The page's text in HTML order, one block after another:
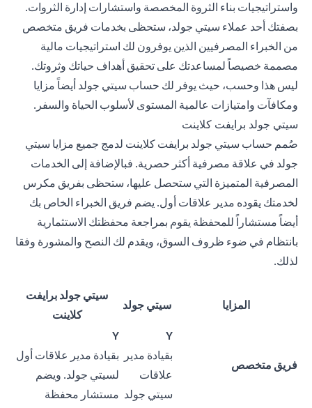
واستراتيجيات بناء الثروة المخصصة واستشارات إدارة الثروات.
بصفتك أحد عملاء سيتي جولد، ستحظى بخدمات فريق متخصص
من الخبراء المصرفيين الذين يوفرون لك استراتيجيات مالية
مصممة خصيصاً لمساعدتك على تحقيق أهداف حياتك وثروتك.
ليس هذا وحسب، حيث يوفر لك حساب سيتي جولد أيضاً مزايا
ومكافآت وامتيازات عالمية المستوى لأسلوب الحياة والسفر.
سيتي جولد برايفت كلاينت
صُمم حساب سيتي جولد برايفت كلاينت لدمج جميع مزايا سيتي
جولد في علاقة مصرفية أكثر حصرية. فبالإضافة إلى الخدمات
المصرفية المتميزة التي ستحصل عليها، ستحظى بفريق مكرس
لخدمتك يقوده مدير علاقات أول. يضم فريق الخبراء الخاص بك
أيضاً مستشاراً للمحفظة يقوم بمراجعة محفظتك الاستثمارية
بانتظام في ضوء ظروف السوق، ويقدم لك النصح والمشورة وفقا
لذلك.
المزايا سيتي جولد
سيتي جولد برايفت
كلاينت
فريق متخصص
Y
بقيادة مدير
علاقات
سيتي جولد
Y
بقيادة مدير علاقات أول
لسيتي جولد. ويضم
مستشار محفظة